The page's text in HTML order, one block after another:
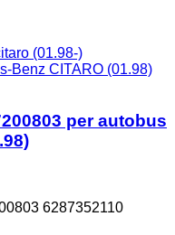
(01.98-)
Benz CITARO (01.98)
per autobus
6287352110